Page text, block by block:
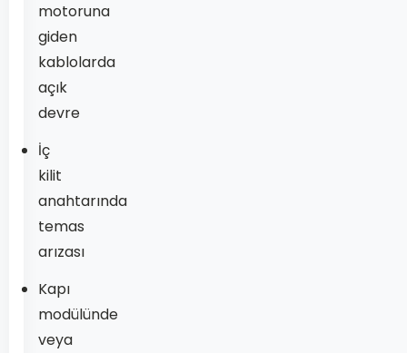
motoruna
giden
kablolarda
açık
devre
İç
kilit
anahtarında
temas
arızası
Kapı
modülünde
veya